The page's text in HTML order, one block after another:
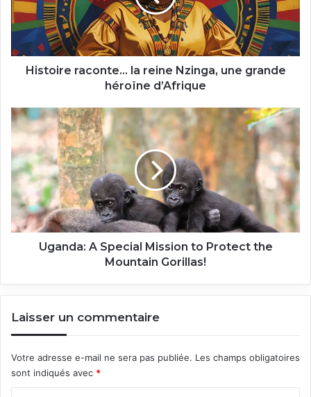
une
grande
héroïne
d’Afrique
Histoire raconte… la reine Nzinga, une grande
héroïne d’Afrique
Uganda:
A
Special
Mission
to
Protect
the
Mountain
Gorillas!
Uganda: A Special Mission to Protect the
Mountain Gorillas!
Laisser un commentaire
Votre adresse e-mail ne sera pas publiée. Les champs obligatoires
sont indiqués avec *